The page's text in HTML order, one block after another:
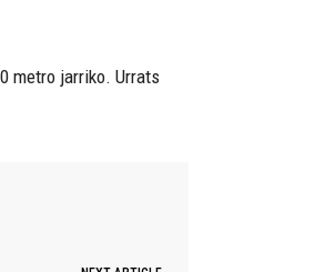
metro jarriko. Urrats